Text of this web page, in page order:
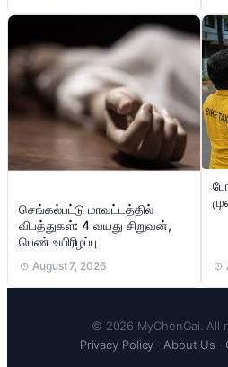
செங்கல்பட்டு மாவட்டத்தில்
விபத்துகள்: 4 வயது சிறுவன்,
பெண் உயிரிழப்பு
August 7, 2026
© 2026 MyChenGai. All
Privacy Policy ·About Us ·